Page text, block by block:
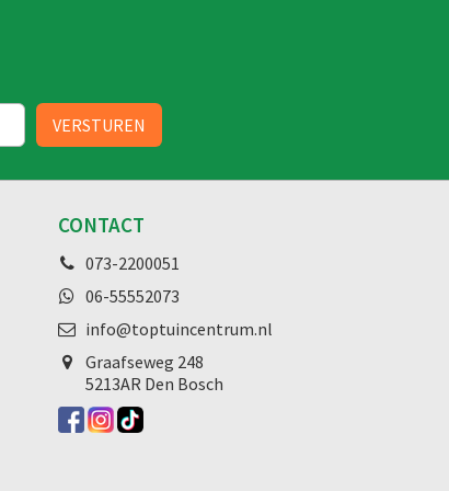
CONTACT
073-2200051
06-55552073
info@toptuincentrum.nl
Graafseweg 248
5213AR Den Bosch